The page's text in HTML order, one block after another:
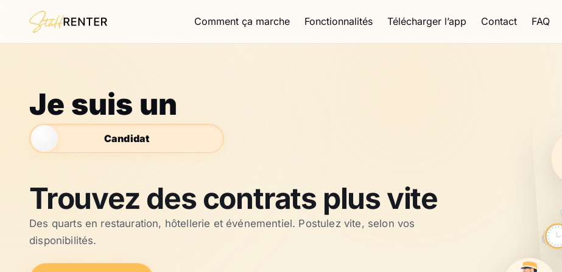
Comment ça marche Fonctionnalités Télécharger l’app Contact FAQ
Je suis un
Candidat
Agence de placement en restauration, hôtellerie et événementiel à Montréal
Trouvez des contrats plus vite
Des quarts en restauration, hôtellerie et événementiel. Postulez vite, selon vos
disponibilités.